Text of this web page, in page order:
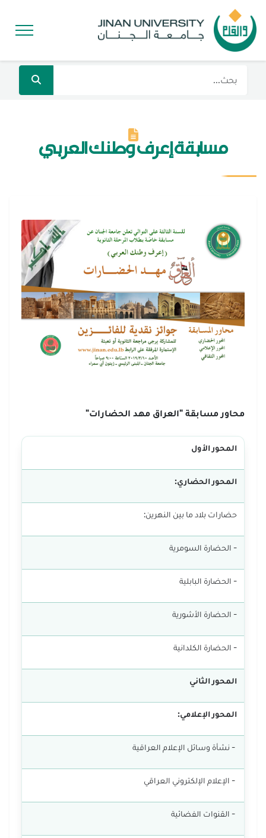
مسابقة إعرف وطنك العربي
محاور مسابقة "العراق مهد الحضارات"
المحور الأول
المحور الحضاري:
حضارات بلاد ما بين النهرين:
- الحضارة السومرية
- الحضارة البابلية
- الحضارة الأشورية
- الحضارة الكلدانية
المحور الثاني
المحور الإعلامي:
- نشأة وسائل الإعلام العراقية
- الإعلام الإلكتروني العراقي
- القنوات الفضائية